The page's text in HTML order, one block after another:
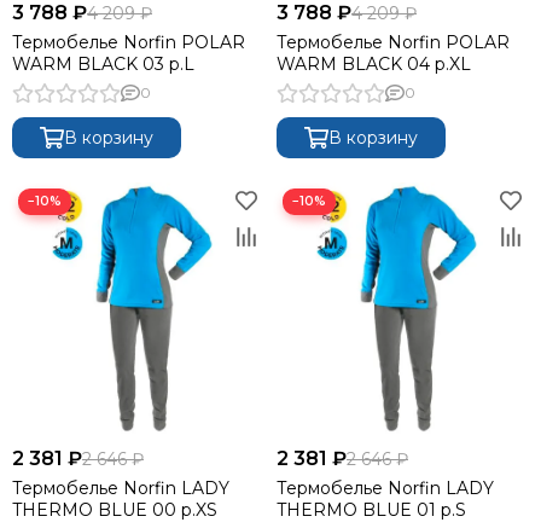
3 788 ₽4 209 ₽
Термобелье Norfin POLAR
WARM BLACK 03 р.L
0
В корзину
3 788 ₽4 209 ₽
Термобелье Norfin POLAR
WARM BLACK 04 р.XL
0
В корзину
−10%
2 381 ₽2 646 ₽
Термобелье Norfin LADY
THERMO BLUE 00 р.XS
−10%
2 381 ₽2 646 ₽
Термобелье Norfin LADY
THERMO BLUE 01 р.S